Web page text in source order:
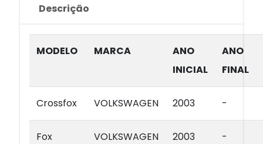
Descrição
MODELO MARCA
ANO
INICIAL
ANO
FINAL
Crossfox VOLKSWAGEN 2003 -
Fox VOLKSWAGEN 2003 -